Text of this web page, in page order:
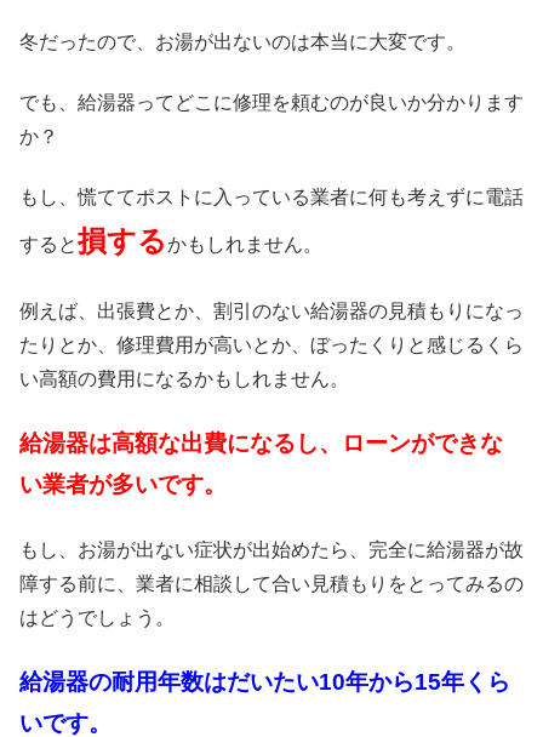
冬だったので、お湯が出ないのは本当に大変です。
でも、給湯器ってどこに修理を頼むのが良いか分かります
か？
もし、慌ててポストに入っている業者に何も考えずに電話
すると損するかもしれません。
例えば、出張費とか、割引のない給湯器の見積もりになっ
たりとか、修理費用が高いとか、ぼったくりと感じるくら
い高額の費用になるかもしれません。
給湯器は高額な出費になるし、ローンができな
い業者が多いです。
もし、お湯が出ない症状が出始めたら、完全に給湯器が故
障する前に、業者に相談して合い見積もりをとってみるの
はどうでしょう。
給湯器の耐用年数はだいたい10年から15年くら
いです。